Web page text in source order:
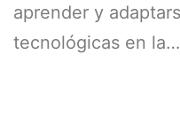
aprender y
tecnológicas en la…